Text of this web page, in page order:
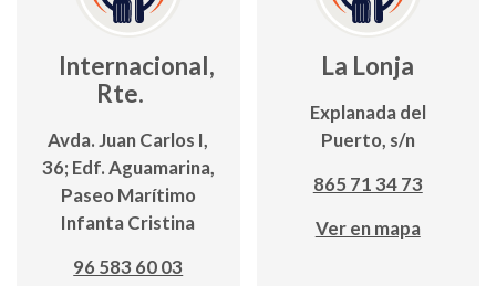
Internacional,
Rte.
Avda. Juan Carlos I,
36; Edf. Aguamarina,
Paseo Marítimo
Infanta Cristina
96 583 60 03
La Lonja
Explanada del
Puerto, s/n
865 71 34 73
Ver en mapa